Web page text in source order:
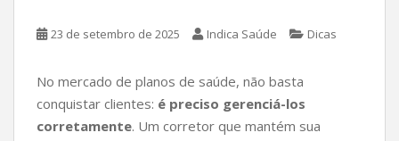
23 de setembro de 2025 Indica Saúde Dicas
No mercado de planos de saúde, não basta
conquistar clientes: é preciso gerenciá-los
corretamente. Um corretor que mantém sua